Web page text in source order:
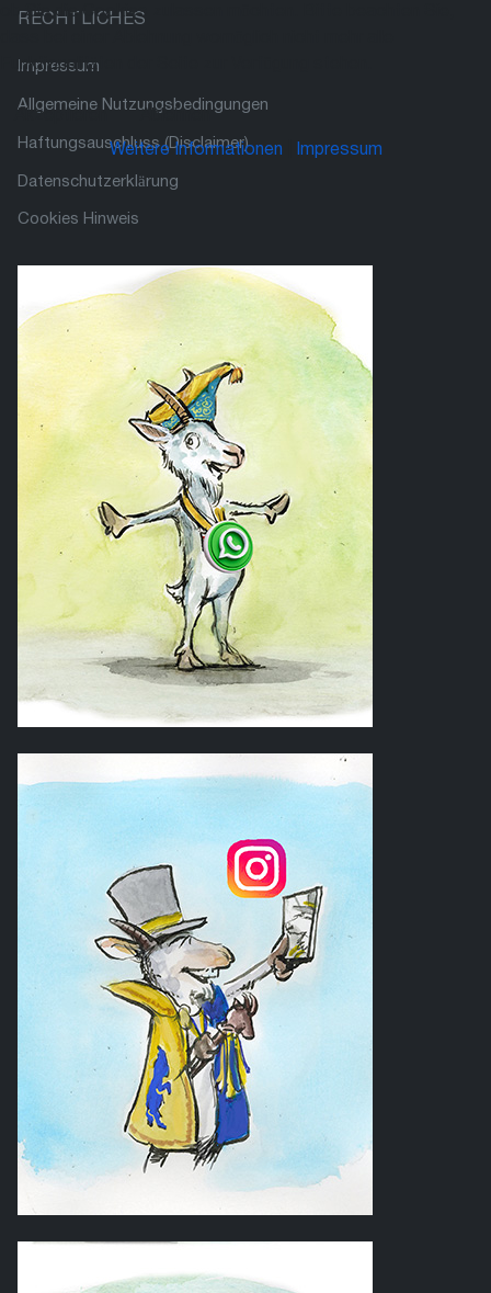
RECHTLICHES
Impressum
Allgemeine Nutzungsbedingungen
Haftungsauschluss (Disclaimer)
Datenschutzerklärung
Cookies Hinweis
ob Sie die Cookies zulassen möchten. Bitte beachten Sie,
Funktionalitäten der Seite zur Verfügung stehen.
Akzeptieren Ablehnen
Weitere Informationen Impressum